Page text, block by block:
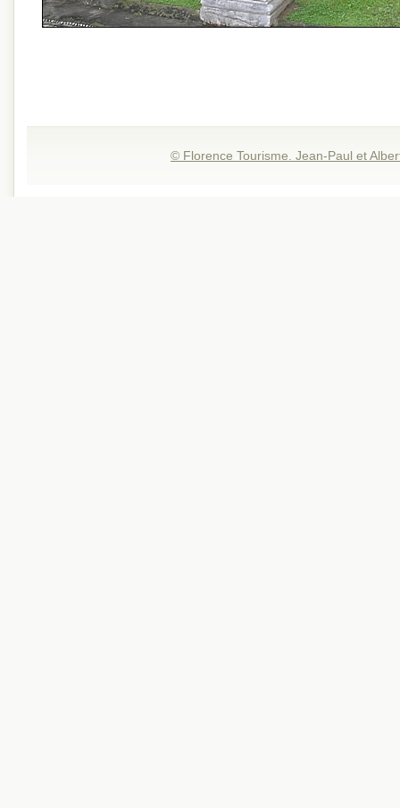
© Florence Tourisme. Jean-Paul et